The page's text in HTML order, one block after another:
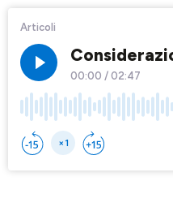
Articoli
00:00 / 02:47
×1